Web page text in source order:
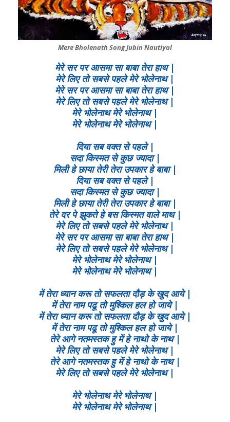
Mere Bholenath Song Jubin Nautiyal
मेरे सर पर आसमा सा बाबा तेरा हाथ |
मेरे लिए तो सबसे पहले मेरे भोलेनाथ |
मेरे सर पर आसमा सा बाबा तेरा हाथ |
मेरे लिए तो सबसे पहले मेरे भोलेनाथ |
मेरे भोलेनाथ मेरे भोलेनाथ |
मेरे भोलेनाथ मेरे भोलेनाथ |
दिया सब वक्त से पहले |
सदा किस्मत से कुछ ज्यादा |
मिली हे छाया तेरी तेरा उपकार हे बाबा |
दिया सब वक्त से पहले |
सदा किस्मत से कुछ ज्यादा |
मिली हे छाया तेरी तेरा उपकार हे बाबा |
तेरे दर पे झुकते हे बस किस्मत वाले माथ |
मेरे लिए तो सबसे पहले मेरे भोलेनाथ |
मेरे सर पर आसमा सा बाबा तेरा हाथ |
मेरे लिए तो सबसे पहले मेरे भोलेनाथ |
मेरे भोलेनाथ मेरे भोलेनाथ |
मेरे भोलेनाथ मेरे भोलेनाथ |
में तेरा ध्यान करू तो सफलता दौड़ के खुद आये |
में तेरा नाम पढू तो मुश्किल हल हो जाये |
में तेरा ध्यान करू तो सफलता दौड़ के खुद आये |
में तेरा नाम पढू तो मुश्किल हल हो जाये |
तेरे आगे नतमस्तक हु में हे नाथो के नाथ |
मेरे लिए तो सबसे पहले मेरे भोलेनाथ |
तेरे आगे नतमस्तक हु में हे नाथो के नाथ |
मेरे लिए तो सबसे पहले मेरे भोलेनाथ |
मेरे भोलेनाथ मेरे भोलेनाथ |
मेरे भोलेनाथ मेरे भोलेनाथ |